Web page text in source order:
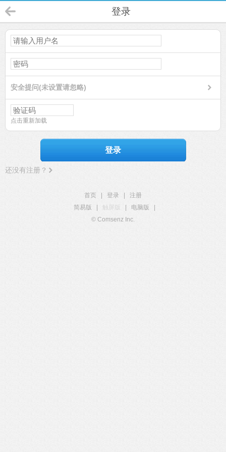
登录
安全提问(未设置请忽略)
点击重新加载
登录
还没有注册？
首页 登录
注册
简易版
触屏版 电脑版
© Comsenz Inc.